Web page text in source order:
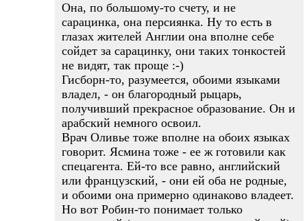
Она, по большому-то счету, и не
сарацинка, она персиянка. Ну то есть в
глазах жителей Англии она вполне себе
сойдет за сарацинку, они таких тонкостей
не видят, так проще :-)
Гисборн-то, разумеется, обоими языками
владел, - он благородный рыцарь,
получивший прекрасное образование. Он и
арабский немного освоил.
Врач Оливье тоже вполне на обоих языках
говорит. Ясмина тоже - ее ж готовили как
спецагента. Ей-то все равно, английский
или французский, - они ей оба не родные,
и обоими она примерно одинаково владеет.
Но вот Робин-то понимает только